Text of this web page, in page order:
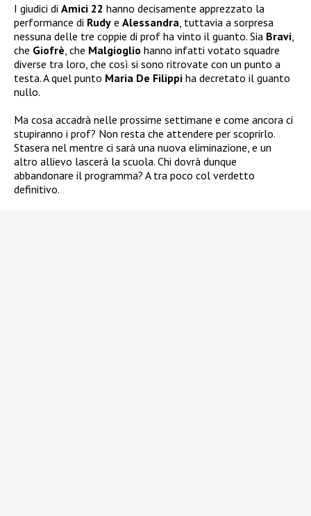
I giudici di Amici 22 hanno decisamente apprezzato la
performance di Rudy e Alessandra, tuttavia a sorpresa
nessuna delle tre coppie di prof ha vinto il guanto. Sia Bravi,
che Giofrè, che Malgioglio hanno infatti votato squadre
diverse tra loro, che così si sono ritrovate con un punto a
testa. A quel punto Maria De Filippi ha decretato il guanto
nullo.
Ma cosa accadrà nelle prossime settimane e come ancora ci
stupiranno i prof? Non resta che attendere per scoprirlo.
Stasera nel mentre ci sarà una nuova eliminazione, e un
altro allievo lascerà la scuola. Chi dovrà dunque
abbandonare il programma? A tra poco col verdetto
definitivo.